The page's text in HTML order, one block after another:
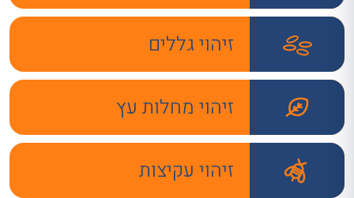
זיהוי גללים
זיהוי מחלות עץ
זיהוי עקיצות